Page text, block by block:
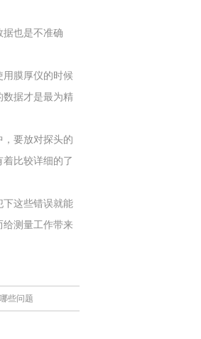
也是不准确
膜厚仪的时候
数据才是最为精
要放对探头的
比较详细的了
这些错误就能
测量工作带来
些问题